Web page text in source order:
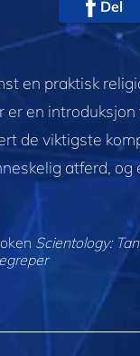
Del
en praktisk
er en
de viktigste
atferd, og
Scientology: